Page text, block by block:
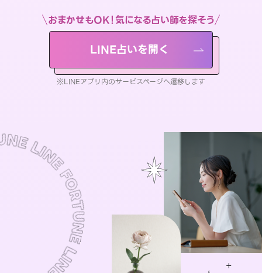
おまかせもOK！気になる占い師を探そう
LINE占いを開く
※LINEアプリ内のサービスページへ遷移します